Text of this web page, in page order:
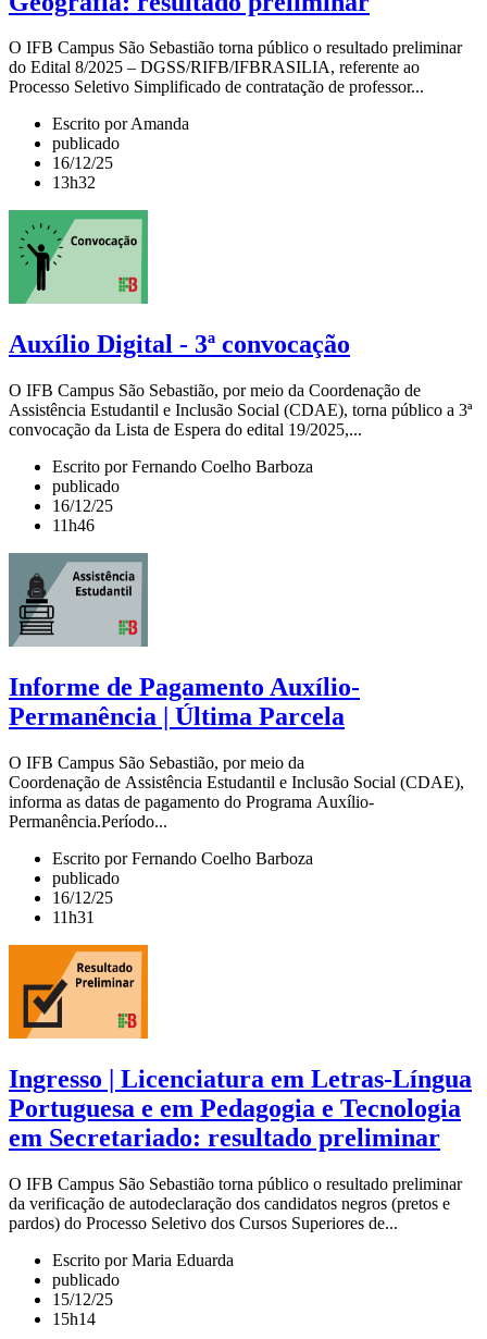
O IFB Campus São Sebastião torna público o resultado preliminar
do Edital 8/2025 – DGSS/RIFB/IFBRASILIA, referente ao
Processo Seletivo Simplificado de contratação de professor...
Escrito por Amanda
publicado
16/12/25
13h32
Auxílio Digital - 3ª convocação
O IFB Campus São Sebastião, por meio da Coordenação de
Assistência Estudantil e Inclusão Social (CDAE), torna público a 3ª
convocação da Lista de Espera do edital 19/2025,...
Escrito por Fernando Coelho Barboza
publicado
16/12/25
11h46
Informe de Pagamento Auxílio-
Permanência | Última Parcela
O IFB Campus São Sebastião, por meio da
Coordenação de Assistência Estudantil e Inclusão Social (CDAE),
informa as datas de pagamento do Programa Auxílio-
Permanência.Período...
Escrito por Fernando Coelho Barboza
publicado
16/12/25
11h31
Ingresso | Licenciatura em Letras-Língua
Portuguesa e em Pedagogia e Tecnologia
em Secretariado: resultado preliminar
O IFB Campus São Sebastião torna público o resultado preliminar
da verificação de autodeclaração dos candidatos negros (pretos e
pardos) do Processo Seletivo dos Cursos Superiores de...
Escrito por Maria Eduarda
publicado
15/12/25
15h14